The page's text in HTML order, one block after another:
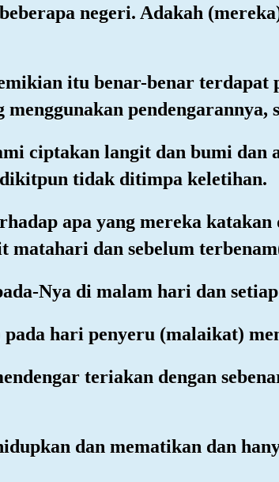
negeri. Adakah
itu benar-benar
pendengarannya,
ciptakan langit dan bumi dan
tidak ditimpa keletihan.
apa yang mereka
matahari dan sebelum
Nya di malam hari dan setiap
hari penyeru (malaikat)
teriakan dengan
dan mematikan dan